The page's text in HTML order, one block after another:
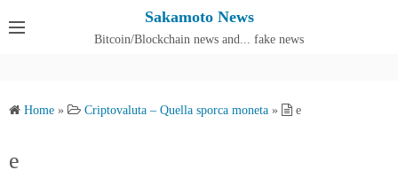
Sakamoto News
Bitcoin/Blockchain news and... fake news
Home » Criptovaluta – Quella sporca moneta » e
e